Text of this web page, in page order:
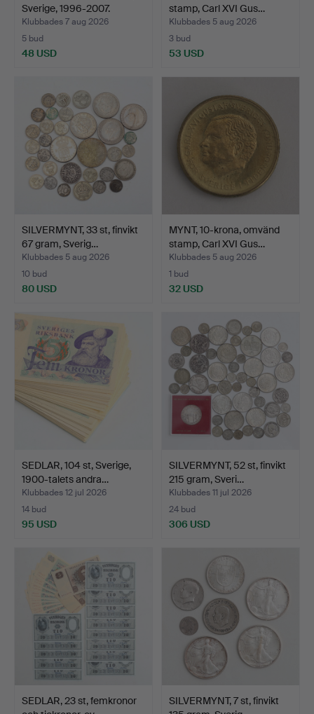
Sverige, 1996-2007.
Klubbades 7 aug 2026
5 bud
48 USD
stamp, Carl XVI Gus…
Klubbades 5 aug 2026
3 bud
53 USD
SILVERMYNT, 33 st, finvikt
67 gram, Sverig…
Klubbades 5 aug 2026
10 bud
80 USD
MYNT, 10-krona, omvänd
stamp, Carl XVI Gus…
Klubbades 5 aug 2026
1 bud
32 USD
SEDLAR, 104 st, Sverige,
1900-talets andra…
Klubbades 12 jul 2026
14 bud
95 USD
SILVERMYNT, 52 st, finvikt
215 gram, Sveri…
Klubbades 11 jul 2026
24 bud
306 USD
SEDLAR, 23 st, femkronor
SILVERMYNT, 7 st, finvikt